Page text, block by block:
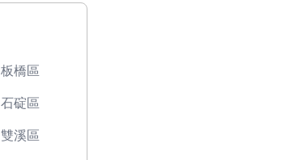
板橋區
石碇區
雙溪區